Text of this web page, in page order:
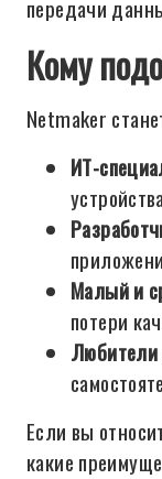
передачи
Кому
Netmaker
ИТ-
Малый и
потери
Любители
Если вы
какие